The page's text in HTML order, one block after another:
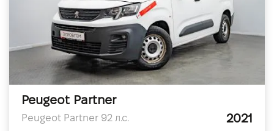
Peugeot Partner
Peugeot Partner 92 л.с. 2021